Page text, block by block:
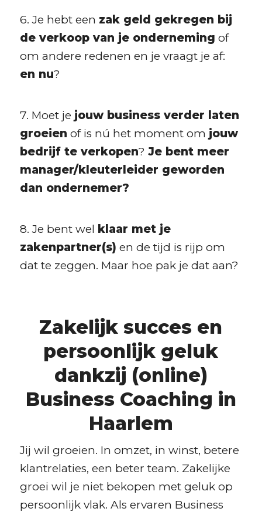
6. Je hebt een zak geld gekregen bij
de verkoop van je onderneming of
om andere redenen en je vraagt je af:
en nu?
7. Moet je jouw business verder laten
groeien of is nú het moment om jouw
bedrijf te verkopen? Je bent meer
manager/kleuterleider geworden
dan ondernemer?
8. Je bent wel klaar met je
zakenpartner(s) en de tijd is rijp om
dat te zeggen. Maar hoe pak je dat aan?
Zakelijk succes en
persoonlijk geluk
dankzij (online)
Business Coaching in
Haarlem
Jij wil groeien. In omzet, in winst, betere
klantrelaties, een beter team. Zakelijke
groei wil je niet bekopen met geluk op
persoonlijk vlak. Als ervaren Business